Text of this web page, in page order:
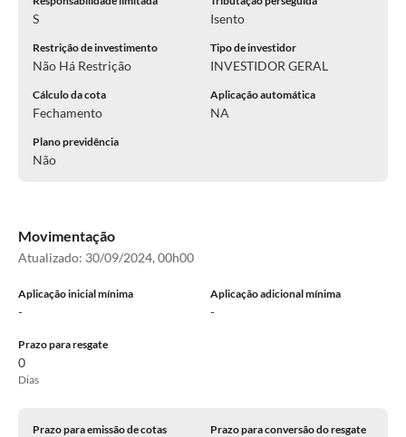
S Isento
Restrição de investimento
Não Há Restrição
Tipo de investidor
INVESTIDOR GERAL
Cálculo da cota
Fechamento
Aplicação automática
NA
Plano previdência
Não
Movimentação
Atualizado: 30/09/2024, 00h00
Aplicação inicial mínima
-
Aplicação adicional mínima
-
Prazo para resgate
0
Dias
Prazo para emissão de cotas Prazo para conversão do resgate